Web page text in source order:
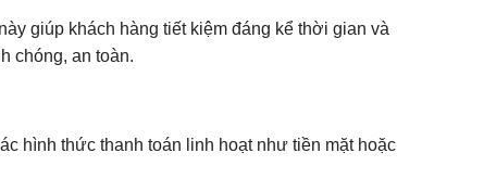
giúp khách hàng tiết kiệm đáng kể thời gian và
chóng, an toàn.
hình thức thanh toán linh hoạt như tiền mặt hoặc